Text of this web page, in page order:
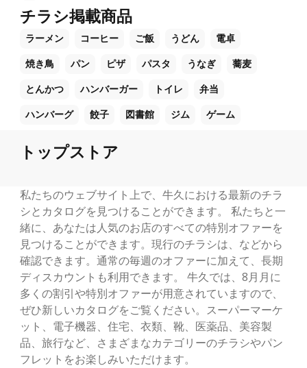
チラシ掲載商品
ラーメン コーヒー ご飯 うどん 電卓
焼き鳥 パン ピザ パスタ うなぎ 蕎麦
とんかつ ハンバーガー トイレ 弁当
ハンバーグ 餃子 図書館 ジム ゲーム
トップストア
私たちのウェブサイト上で、牛久における最新のチラ
シとカタログを見つけることができます。 私たちと一
緒に、あなたは人気のお店のすべての特別オファーを
見つけることができます。現行のチラシは、などから
確認できます。通常の毎週のオファーに加えて、長期
ディスカウントも利用できます。 牛久では、8月月に
多くの割引や特別オファーが用意されていますので、
ぜひ新しいカタログをご覧ください。スーパーマーケ
ット、電子機器、住宅、衣類、靴、医薬品、美容製
品、旅行など、さまざまなカテゴリーのチラシやパン
フレットをお楽しみいただけます。